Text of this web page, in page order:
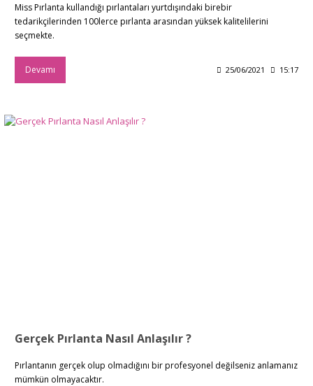
Miss Pırlanta kullandığı pırlantaları yurtdışındaki birebir
tedarikçilerinden 100lerce pırlanta arasından yüksek kalitelilerini
seçmekte.
Devamı 25/06/2021 15:17
Gerçek Pırlanta Nasıl Anlaşılır ?
Pırlantanın gerçek olup olmadığını bir profesyonel değilseniz anlamanız
mümkün olmayacaktır.